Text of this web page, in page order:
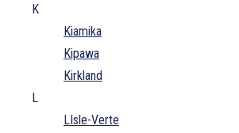
K
Kiamika
Kipawa
Kirkland
L
LIsle-Verte